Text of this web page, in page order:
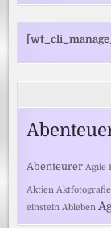
Abenteurer Agile
Aktien Aktfotografie
einstein Ableben